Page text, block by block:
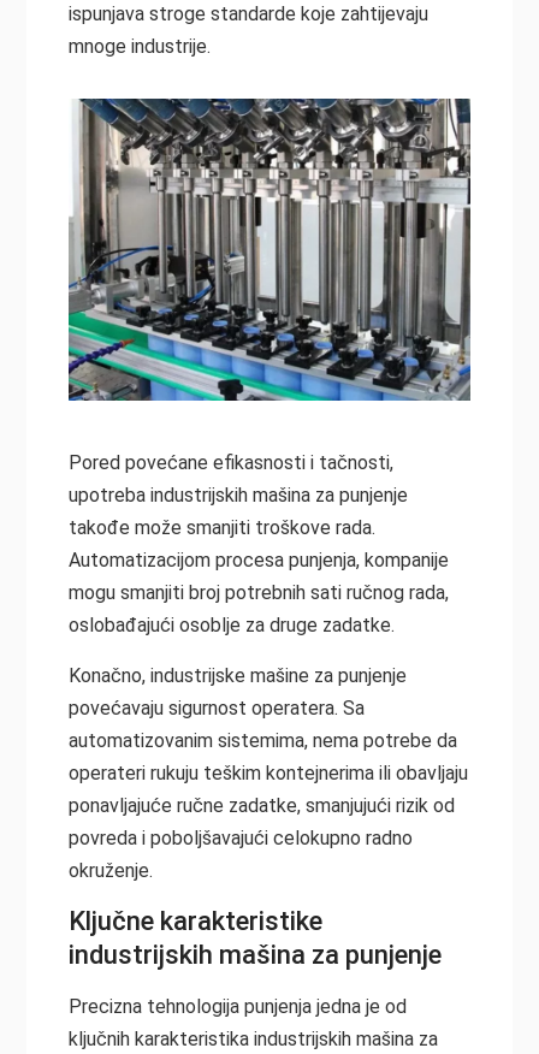
ispunjava stroge standarde koje zahtijevaju
mnoge industrije.
Pored povećane efikasnosti i tačnosti,
upotreba industrijskih mašina za punjenje
takođe može smanjiti troškove rada.
Automatizacijom procesa punjenja, kompanije
mogu smanjiti broj potrebnih sati ručnog rada,
oslobađajući osoblje za druge zadatke.
Konačno, industrijske mašine za punjenje
povećavaju sigurnost operatera. Sa
automatizovanim sistemima, nema potrebe da
operateri rukuju teškim kontejnerima ili obavljaju
ponavljajuće ručne zadatke, smanjujući rizik od
povreda i poboljšavajući celokupno radno
okruženje.
Ključne karakteristike
industrijskih mašina za punjenje
Precizna tehnologija punjenja jedna je od
ključnih karakteristika industrijskih mašina za